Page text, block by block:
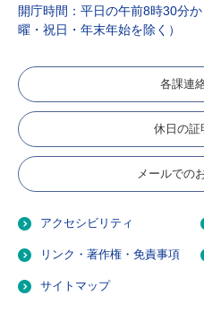
開庁時間：平日の午前8時30分
曜・祝日・年末年始を除く）
各課連
休日の証
メールでの
アクセシビリティ
リンク・著作権・免責事項
サイトマップ